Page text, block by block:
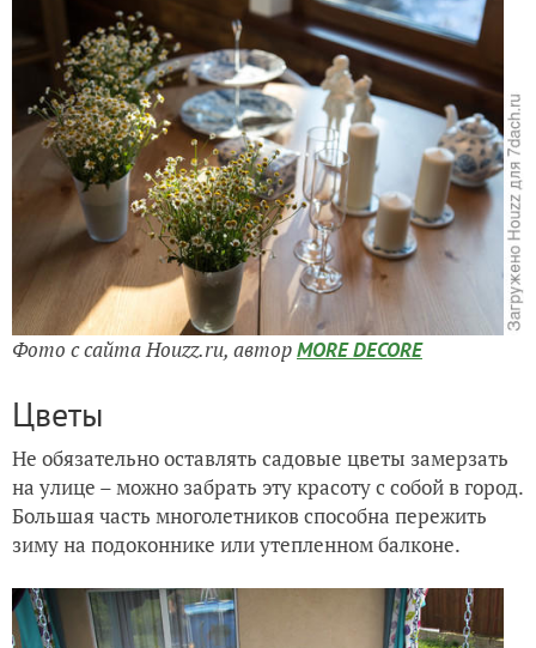
Фото с сайта Houzz.ru, авторMORE DECORE
Цветы
Не обязательно оставлять садовые цветы замерзать
на улице – можно забрать эту красоту с собой в город.
Большая часть многолетников способна пережить
зиму на подоконнике или утепленном балконе.